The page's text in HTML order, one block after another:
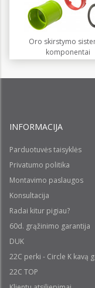
Oro skirstymo
komponentai
INFORMACIJA
Parduotuvės taisyklės
Privatumo politika
Montavimo paslaugos
Konsultacija
Radai kitur pigiau?
60d. grąžinimo garantija
DUK
22C perki - Circle K kavą
22C TOP